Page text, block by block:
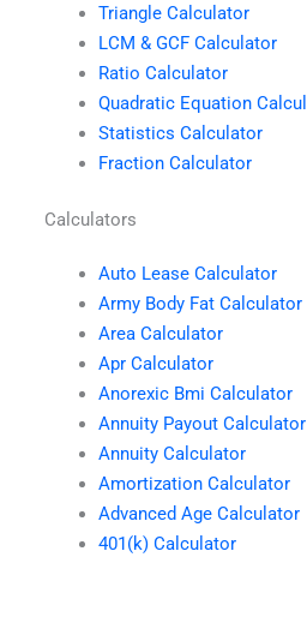
Triangle Calculator
LCM & GCF Calculator
Ratio Calculator
Quadratic Equation
Statistics Calculator
Fraction Calculator
Calculators
Auto Lease Calculator
Army Body Fat Calculator
Area Calculator
Apr Calculator
Anorexic Bmi Calculator
Annuity Payout Calculator
Annuity Calculator
Amortization Calculator
Advanced Age Calculator
401(k) Calculator